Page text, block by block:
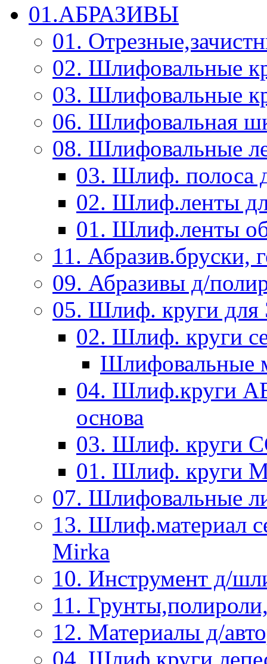
01.АБРАЗИВЫ
01.
02. Шлифовальные
03. Шлифовальные
06. Шлифовальная
08. Шлифовальные
03. Шлиф.
02. Шлиф.ленты
01. Шлиф.ленты
11. Абразив.бруски,
09. Абразивы д/
05. Шлиф. круги
02. Шлиф. круги
Шлифовальные
04. Шлиф.круги
основа
03. Шлиф. круги
01. Шлиф. круги
07. Шлифовальные
13. Шлиф.материал
Mirka
10. Инструмент д/
11.
12. Материалы д/
04. Шлиф.круги